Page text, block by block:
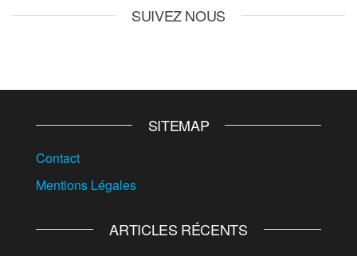
SUIVEZ NOUS
SITEMAP
Contact
Mentions Légales
ARTICLES RÉCENTS